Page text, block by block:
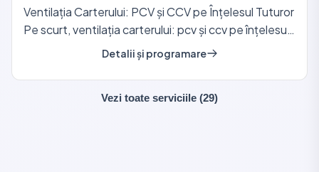
Ventilația Carterului: PCV și CCV pe Înțelesul Tuturor
Pe scurt, ventilația carterului: pcv și ccv pe înțelesul
Detalii și programare
Vezi toate serviciile (29)